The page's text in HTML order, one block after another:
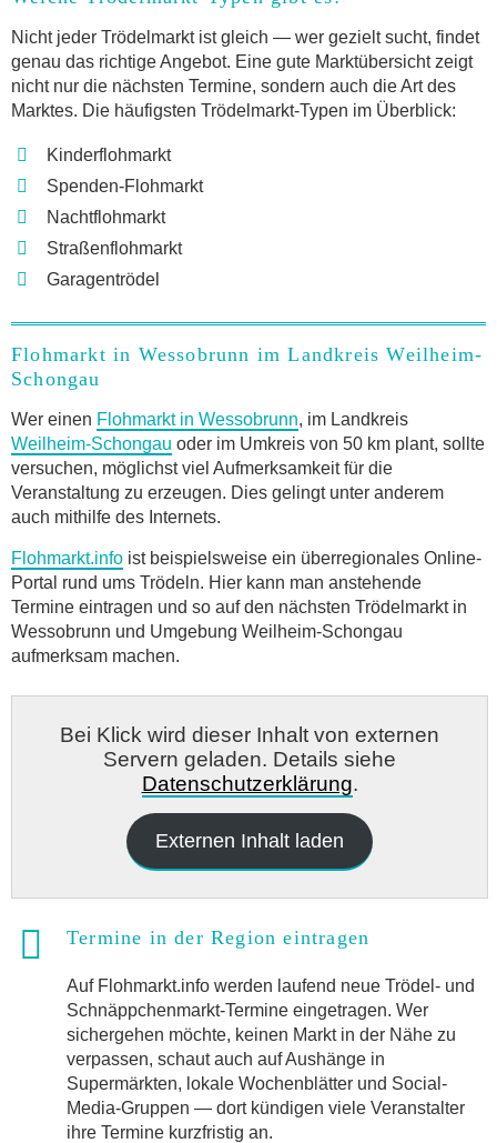
Nicht jeder Trödelmarkt ist gleich — wer gezielt sucht, findet
genau das richtige Angebot. Eine gute Marktübersicht zeigt
nicht nur die nächsten Termine, sondern auch die Art des
Marktes. Die häufigsten Trödelmarkt-Typen im Überblick:
Kinderflohmarkt
Spenden-Flohmarkt
Nachtflohmarkt
Straßenflohmarkt
Garagentrödel
Flohmarkt in Wessobrunn im Landkreis Weilheim-
Schongau
Wer einen Flohmarkt in Wessobrunn, im Landkreis
Weilheim-Schongau oder im Umkreis von 50 km plant, sollte
versuchen, möglichst viel Aufmerksamkeit für die
Veranstaltung zu erzeugen. Dies gelingt unter anderem
auch mithilfe des Internets.
Flohmarkt.info ist beispielsweise ein überregionales Online-
Portal rund ums Trödeln. Hier kann man anstehende
Termine eintragen und so auf den nächsten Trödelmarkt in
Wessobrunn und Umgebung Weilheim-Schongau
aufmerksam machen.
Bei Klick wird dieser Inhalt von externen
Servern geladen. Details siehe
Datenschutzerklärung.
Externen Inhalt laden
Termine in der Region eintragen
Auf Flohmarkt.info werden laufend neue Trödel- und
Schnäppchenmarkt-Termine eingetragen. Wer
sichergehen möchte, keinen Markt in der Nähe zu
verpassen, schaut auch auf Aushänge in
Supermärkten, lokale Wochenblätter und Social-
Media-Gruppen — dort kündigen viele Veranstalter
ihre Termine kurzfristig an.